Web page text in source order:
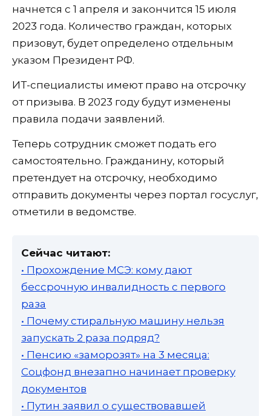
начнется с 1 апреля и закончится 15 июля
2023 года. Количество граждан, которых
призовут, будет определено отдельным
указом Президент РФ.
ИТ-специалисты имеют право на отсрочку
от призыва. В 2023 году будут изменены
правила подачи заявлений.
Теперь сотрудник сможет подать его
самостоятельно. Гражданину, который
претендует на отсрочку, необходимо
отправить документы через портал госуслуг,
отметили в ведомстве.
Сейчас читают:
• Прохождение МСЭ: кому дают
бессрочную инвалидность с первого
раза
• Почему стиральную машину нельзя
запускать 2 раза подряд?
• Пенсию «заморозят» на 3 месяца:
Соцфонд внезапно начинает проверку
документов
• Путин заявил о существовавшей